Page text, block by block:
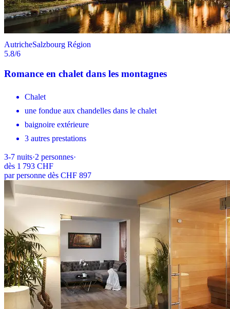
AutricheSalzbourg Région
5.8/6
Romance en chalet dans les montagnes
Chalet
une fondue aux chandelles dans le chalet
baignoire extérieure
3 autres prestations
3-7 nuits·2 personnes·
dès 1 793 CHF
par personne dès CHF 897